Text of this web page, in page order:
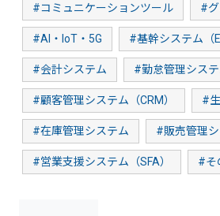
#コミュニケーションツール #
#AI・IoT・5G #基幹システム（
#会計システム #勤怠管理シス
#顧客管理システム（CRM） #
#在庫管理システム #販売管理
#営業支援システム（SFA） #そ